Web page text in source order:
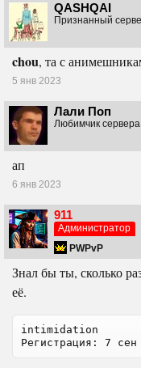
QASHQAI
Признанный
chou, та с
5 янв 2023
Лали Поп
Любимчик сервера
ап
6 янв 2023
911
Администратор
PWPvP
Знал бы ты, сколько
её.
intimidation
Регистрация: 7 сен